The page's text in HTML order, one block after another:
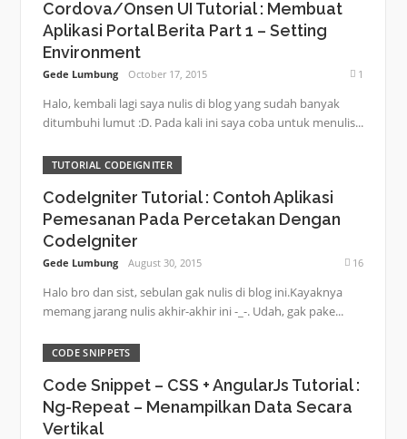
Cordova/Onsen UI Tutorial : Membuat
Aplikasi Portal Berita Part 1 – Setting
Environment
Gede Lumbung October 17, 2015 1
Halo, kembali lagi saya nulis di blog yang sudah banyak
ditumbuhi lumut :D. Pada kali ini saya coba untuk menulis...
TUTORIAL CODEIGNITER
CodeIgniter Tutorial : Contoh Aplikasi
Pemesanan Pada Percetakan Dengan
CodeIgniter
Gede Lumbung August 30, 2015 16
Halo bro dan sist, sebulan gak nulis di blog ini.Kayaknya
memang jarang nulis akhir-akhir ini -_-. Udah, gak pake...
CODE SNIPPETS
Code Snippet – CSS + AngularJs Tutorial :
Ng-Repeat – Menampilkan Data Secara
Vertikal